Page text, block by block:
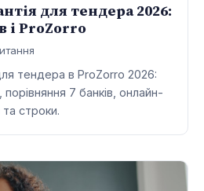
для тендера 2026:
і ProZorro
тендера в ProZorro 2026:
порівняння 7 банків, онлайн-
строки.